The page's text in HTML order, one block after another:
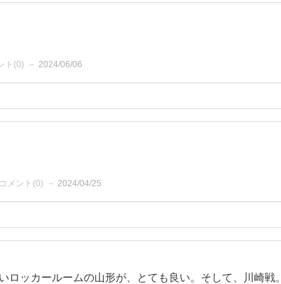
ト(0) 2024/06/06
コメント(0) 2024/04/25
ロッカールームの山形が、とても良い。そして、川崎戦。